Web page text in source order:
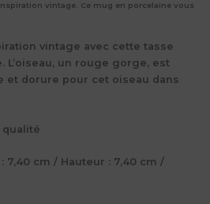
vintage. Ce mug en porcelaine vous
vintage avec cette tasse
L’oiseau, un rouge gorge, est
et dorure pour cet oiseau dans
qualité
7,40 cm / Hauteur : 7,40 cm /